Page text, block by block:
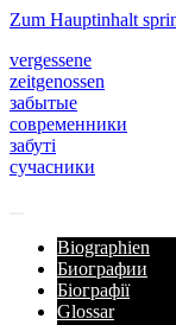
Zum Hauptinhalt
vergessene
zeitgenossen
забытые
современники
забуті
сучасники
Biographien
Биографии
Біографії
Glossar